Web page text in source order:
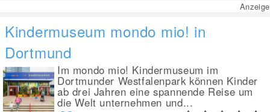
Anzeige
Kindermuseum mondo mio! in
Dortmund
Im mondo mio! Kindermuseum im
Dortmunder Westfalenpark können Kinder
ab drei Jahren eine spannende Reise um
die Welt unternehmen und...